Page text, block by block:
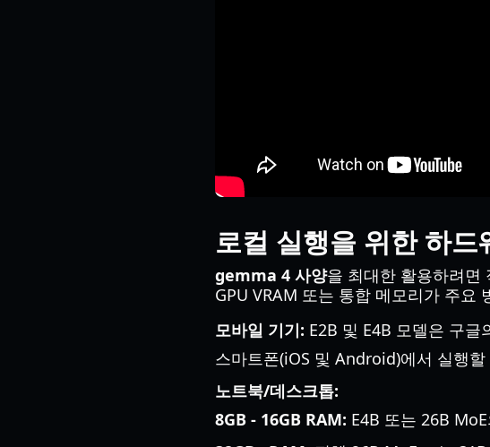
로컬 실행을 위한 하드
gemma 4 사양을 최대한 활용하려면
GPU VRAM 또는 통합 메모리가 주요
모바일 기기: E2B 및 E4B 모델은 구
스마트폰(iOS 및 Android)에서 실행
노트북/데스크톱:
8GB - 16GB RAM: E4B 또는 26B